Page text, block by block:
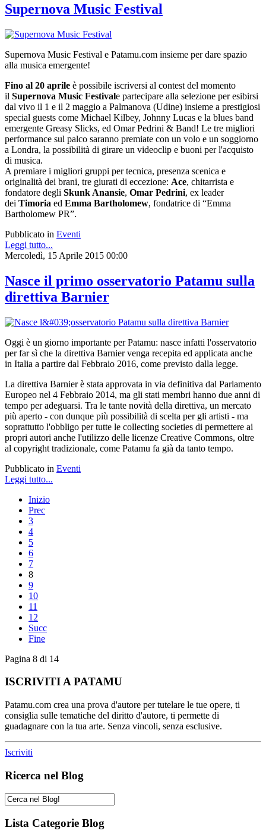
Supernova Music Festival
Supernova Music Festival e Patamu.com insieme per dare spazio
alla musica emergente!
Fino al 20 aprile è possibile iscriversi al contest del momento
il Supernova Music Festivale partecipare alla selezione per esibirsi
dal vivo il 1 e il 2 maggio a Palmanova (Udine) insieme a prestigiosi
special guests come Michael Kilbey, Johnny Lucas e la blues band
emergente Greasy Slicks, ed Omar Pedrini & Band! Le tre migliori
performance sul palco saranno premiate con un volo e un soggiorno
a Londra, la possibilità di girare un videoclip e buoni per l'acquisto
di musica.
A premiare i migliori gruppi per tecnica, presenza scenica e
originalità dei brani, tre giurati di eccezione: Ace, chitarrista e
fondatore degli Skunk Anansie, Omar Pedrini, ex leader
dei Timoria ed Emma Bartholomew, fondatrice di “Emma
Bartholomew PR”.
Pubblicato in Eventi
Leggi tutto...
Mercoledì, 15 Aprile 2015 00:00
Nasce il primo osservatorio Patamu sulla
direttiva Barnier
Oggi è un giorno importante per Patamu: nasce infatti l'osservatorio
per far sì che la direttiva Barnier venga recepita ed applicata anche
in Italia a partire dal Febbraio 2016, come previsto dalla legge.
La direttiva Barnier è stata approvata in via definitiva dal Parlamento
Europeo nel 4 Febbraio 2014, ma gli stati membri hanno due anni di
tempo per adeguarsi. Tra le tante novità della direttiva, un mercato
più aperto - con dunque più possibilità di scelta per gli artisti - ma
soprattutto l'obbligo per tutte le collecting societies di permettere ai
propri autori anche l'utilizzo delle licenze Creative Commons, oltre
al copyright tradizionale, come Patamu fa già da tanto tempo.
Pubblicato in Eventi
Leggi tutto...
Inizio
Prec
3
4
5
6
7
8
9
10
11
12
Succ
Fine
Pagina 8 di 14
ISCRIVITI A PATAMU
Patamu.com crea una prova d'autore per tutelare le tue opere, ti
consiglia sulle tematiche del diritto d'autore, ti permette di
guadagnare con la tua arte. Senza vincoli, senza esclusive.
Iscriviti
Ricerca nel Blog
Lista Categorie Blog